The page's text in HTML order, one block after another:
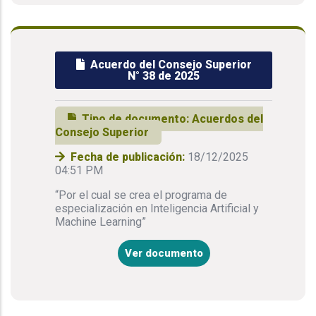
Acuerdo del Consejo Superior
N° 38 de 2025
Tipo de documento: Acuerdos del
Consejo Superior
Fecha de publicación: 18/12/2025
04:51 PM
“Por el cual se crea el programa de
especialización en Inteligencia Artificial y
Machine Learning”
Ver documento